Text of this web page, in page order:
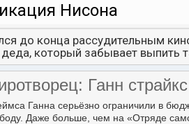
Нисона
до конца рассудительным
который забывает выпить
Ганн
Ганна серьёзно ограничили в
Даже больше, чем на «Отряде